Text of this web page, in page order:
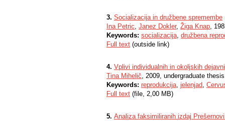
3. Socializacija in družbene spremembe
Ina Petric, Janez Dokler, Žiga Knap,
Keywords: socializacija, družbena
Full text (outside link)
4. Vplivi individualnih in okoljskih
Tina Mihelič, 2009, undergraduate thesis
Keywords: reprodukcija, jelenjad,
Full text (file, 2,00 MB)
5. Analiza faksimiliranih izdaj